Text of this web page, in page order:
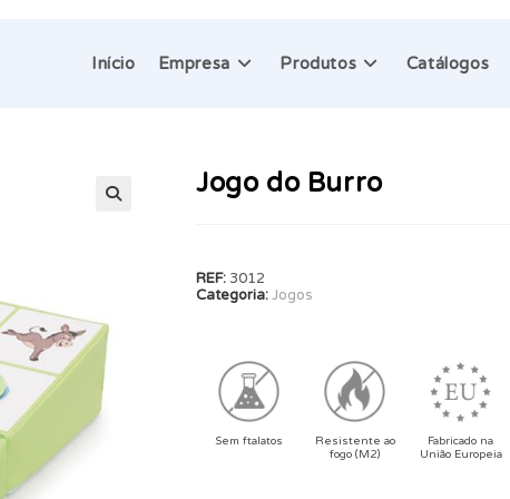
Início Empresa Produtos Catálogos
Jogo do Burro
REF:3012
Categoria:Jogos
Sem ftalatos
Resistente ao
fogo (M2)
Fabricado na
União Europeia